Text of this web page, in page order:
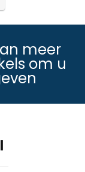
meer
om u